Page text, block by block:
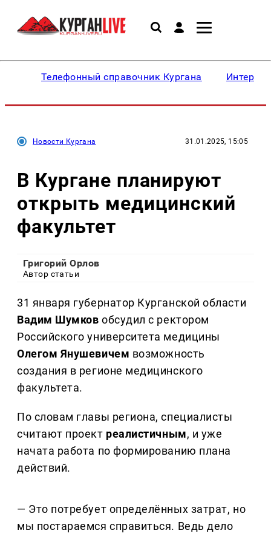
Телефонный справочник Кургана
Новости Кургана 31.01.2025, 15:05
В Кургане планируют
открыть медицинский
факультет
Григорий Орлов
Автор статьи
31 января губернатор Курганской области
Вадим Шумков обсудил с ректором
Российского университета медицины
Олегом Янушевичем возможность
создания в регионе медицинского
факультета.
По словам главы региона, специалисты
считают проект реалистичным, и уже
начата работа по формированию плана
действий.
— Это потребует определённых затрат, но
мы постараемся справиться. Ведь дело